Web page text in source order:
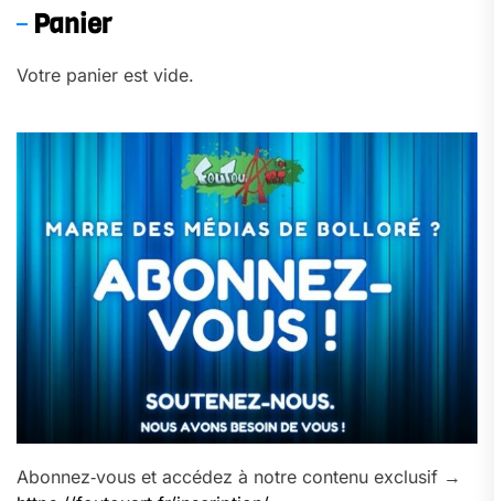
Panier
Votre panier est vide.
Abonnez‑vous et accédez à notre contenu exclusif →